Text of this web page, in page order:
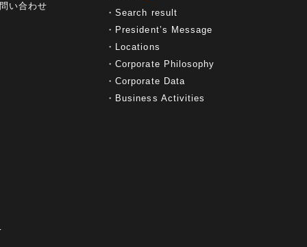
い合わせ
Search result
President’s Message
Locations
Corporate Philosophy
Corporate Data
Business Activities